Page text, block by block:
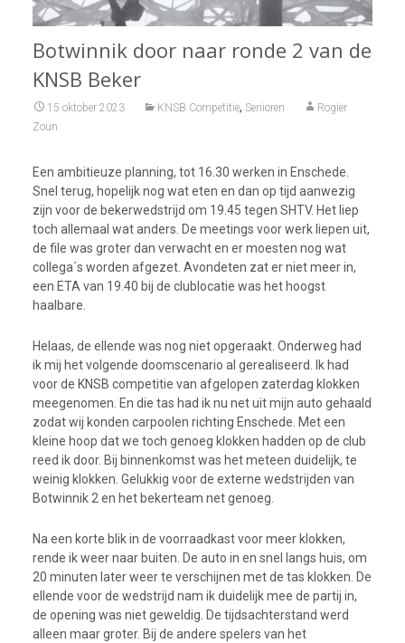
Botwinnik door naar ronde 2 van de
KNSB Beker
15 oktober 2023 KNSB Competitie, Senioren
Rogier
Zoun
Een ambitieuze planning, tot 16.30 werken in Enschede.
Snel terug, hopelijk nog wat eten en dan op tijd aanwezig
zijn voor de bekerwedstrijd om 19.45 tegen SHTV. Het liep
toch allemaal wat anders. De meetings voor werk liepen uit,
de file was groter dan verwacht en er moesten nog wat
collega´s worden afgezet. Avondeten zat er niet meer in,
een ETA van 19.40 bij de clublocatie was het hoogst
haalbare.
Helaas, de ellende was nog niet opgeraakt. Onderweg had
ik mij het volgende doomscenario al gerealiseerd. Ik had
voor de KNSB competitie van afgelopen zaterdag klokken
meegenomen. En die tas had ik nu net uit mijn auto gehaald
zodat wij konden carpoolen richting Enschede. Met een
kleine hoop dat we toch genoeg klokken hadden op de club
reed ik door. Bij binnenkomst was het meteen duidelijk, te
weinig klokken. Gelukkig voor de externe wedstrijden van
Botwinnik 2 en het bekerteam net genoeg.
Na een korte blik in de voorraadkast voor meer klokken,
rende ik weer naar buiten. De auto in en snel langs huis, om
20 minuten later weer te verschijnen met de tas klokken. De
ellende voor de wedstrijd nam ik duidelijk mee de partij in,
de opening was niet geweldig. De tijdsachterstand werd
alleen maar groter. Bij de andere spelers van het